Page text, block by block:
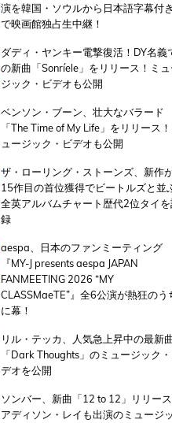
演を韓国・ソウルから日本語字幕付き
で映画館独占生中継！
ダディ・ヤンキー電撃復活！DY名義
の新曲「Sonríele」をリリース！ミュ
ジック・ビデオも公開
ベンソン・ブーン、壮大なバラード
「The Time of My Life」をリリース！
ュージック・ビデオも公開
ザ・ローリング・ストーンズ、新作
15作目の首位獲得でビートルズと並
全英アルバムチャート歴代2位タイ
録
aespa、日本のファンミーティング
『MY-J presents aespa JAPAN
FANMEETING 2026 “MY
CLASSMaeTE”』全6公演が熱狂のう
に幕！
リル・テッカ、人気急上昇中の最新
「Dark Thoughts」のミュージック
デオを公開
ソンバー、新曲「12 to 12」リリース
アディソン・レイも出演のミュージッ